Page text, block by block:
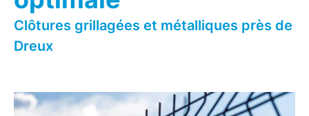
Clôtures grillagées et métalliques près de
Dreux